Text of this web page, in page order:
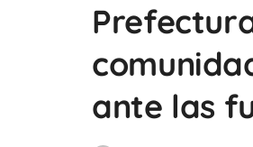
ante las